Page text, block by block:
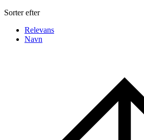
Sorter efter
Relevans
Navn